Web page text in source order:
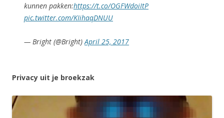
kunnen pakken:https://t.co/OGFWdoiItP
pic.twitter.com/KIihaqDNUU
— Bright (@Bright)April 25, 2017
Privacy uit je broekzak